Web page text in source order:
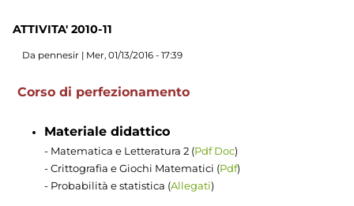
pane
ATTIVITA' 2010-11
Da pennesir | Mer, 01/13/2016 - 17:39
Corso di perfezionamento
Materiale didattico
- Matematica e Letteratura 2 (Pdf Doc)
-Crittografia e Giochi Matematici (Pdf)
- Probabilità e statistica (Allegati)